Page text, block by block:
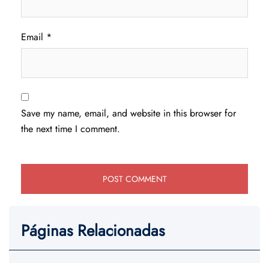
Email *
Save my name, email, and website in this browser for
the next time I comment.
Páginas Relacionadas